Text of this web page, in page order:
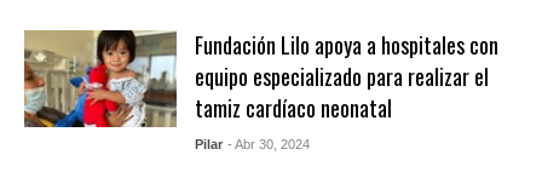
Fundación Lilo apoya a hospitales con
equipo especializado para realizar el
tamiz cardíaco neonatal
Pilar - Abr 30, 2024